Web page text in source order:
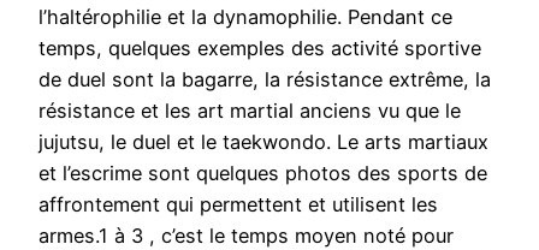
l’haltérophilie et la dynamophilie. Pendant ce
temps, quelques exemples des activité sportive
de duel sont la bagarre, la résistance extrême, la
résistance et les art martial anciens vu que le
jujutsu, le duel et le taekwondo. Le arts martiaux
et l’escrime sont quelques photos des sports de
affrontement qui permettent et utilisent les
armes.1 à 3 , c’est le temps moyen noté pour